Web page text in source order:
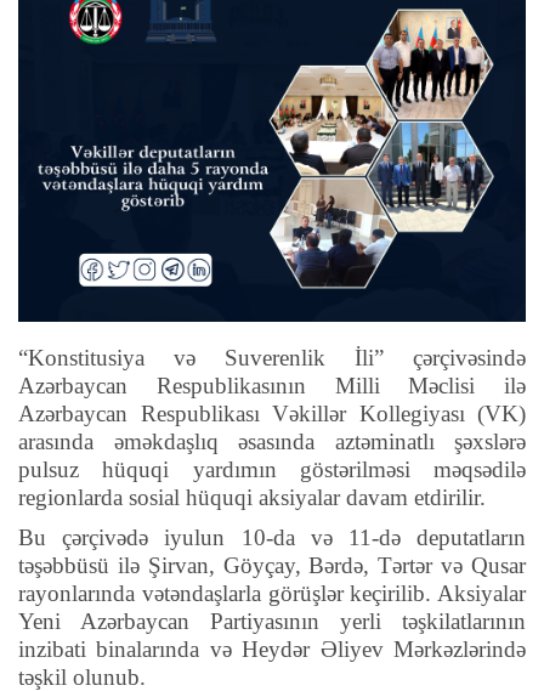
“Konstitusiya və Suverenlik İli” çərçivəsində
Azərbaycan Respublikasının Milli Məclisi ilə
Azərbaycan Respublikası Vəkillər Kollegiyası (VK)
arasında əməkdaşlıq əsasında aztəminatlı şəxslərə
pulsuz hüquqi yardımın göstərilməsi məqsədilə
regionlarda sosial hüquqi aksiyalar davam etdirilir.
Bu çərçivədə iyulun 10-da və 11-də deputatların
təşəbbüsü ilə Şirvan, Göyçay, Bərdə, Tərtər və Qusar
rayonlarında vətəndaşlarla görüşlər keçirilib. Aksiyalar
Yeni Azərbaycan Partiyasının yerli təşkilatlarının
inzibati binalarında və Heydər Əliyev Mərkəzlərində
təşkil olunub.